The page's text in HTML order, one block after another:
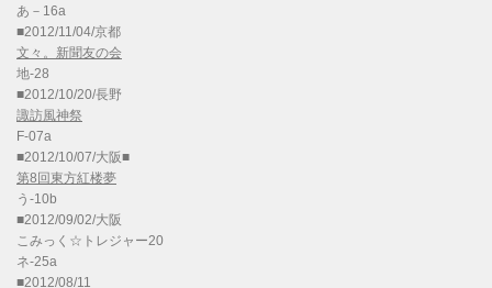
あ－16a
■2012/11/04/京都
文々。新聞友の会
地-28
■2012/10/20/長野
諏訪風神祭
F-07a
■2012/10/07/大阪■
第8回東方紅楼夢
う-10b
■2012/09/02/大阪
こみっく☆トレジャー20
ネ-25a
■2012/08/11